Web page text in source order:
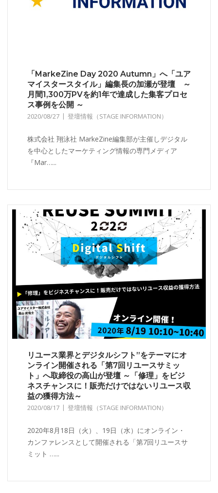
「MarkeZine Day 2020 Autumn」へ「ユア
マイスタースタイル」編集長の加瀬が登壇 ～
月間1,300万PVを約1年で達成した集客プロセ
ス事例を公開 ～
2020/08/27 登壇情報（STAGE INFORMATION）
株式会社 翔泳社 MarkeZine編集部が主催しデジタル
を中心としたマーケティング情報の専門メディア
『Mar…...
リユース業界とデジタルシフト”をテーマにオ
ンライン開催される「第7回リユースサミッ
ト」へ取締役の高山が登壇 ～「修理」をビジ
ネスチャンスに！販売だけではないリユース収
益の獲得方法～
2020/08/17 登壇情報（STAGE INFORMATION）
2020年8月18日（火）、19日（水）にオンライン・
カンファレンスとして開催される「第7回リユースサ
ミット …...